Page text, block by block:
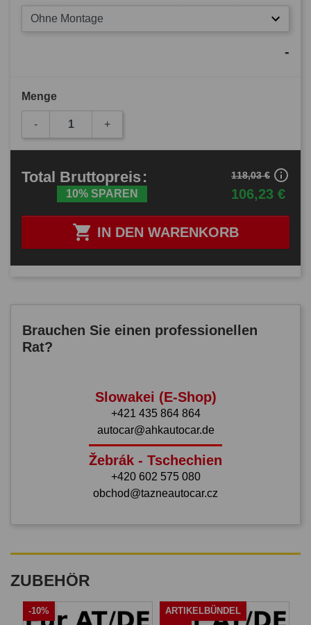
Ohne Montage
-
Menge
- +
 IN DEN WARENKORB
Total Bruttopreis:
10% SPAREN 106,23 €
118,03 € info_outline
Brauchen Sie einen professionellen
Rat?
Slowakei (E-Shop)
+421 435 864 864
autocar@ahkautocar.de
Žebrák - Tschechien
+420 602 575 080
obchod@tazneautocar.cz
ZUBEHÖR
-10%
ARTIKELBÜNDEL